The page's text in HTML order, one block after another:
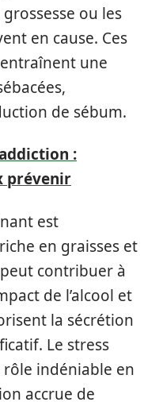
ou les
en cause. Ces
une
de sébum.
:
prévenir
est
en graisses et
contribuer à
de l’alcool et
la sécrétion
Le stress
indéniable en
accrue de